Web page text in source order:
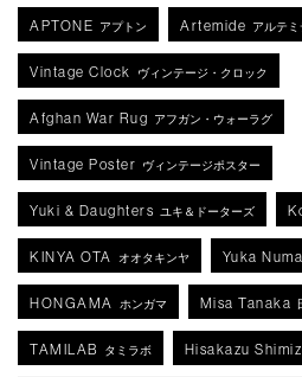
APTONE アプトン Artemide アルテ
Vintage Clock ヴィンテージ・クロック
Afghan War Rug アフガン・ウォーラグ
Vintage Poster ヴィンテージポスター
Yuki & Daughters ユキ＆ドーターズ
KINYA OTA オオタキンヤ Yuka
HONGAMA ホンガマ Misa Tanaka
TAMILAB タミラボ Hisakazu